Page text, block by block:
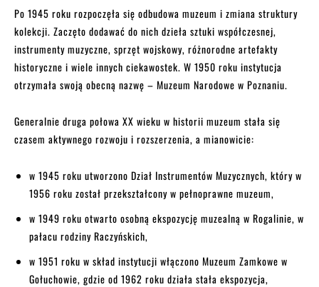
Po 1945 roku rozpoczęła się odbudowa muzeum i zmiana struktury
kolekcji. Zaczęto dodawać do nich dzieła sztuki współczesnej,
instrumenty muzyczne, sprzęt wojskowy, różnorodne artefakty
historyczne i wiele innych ciekawostek. W 1950 roku instytucja
otrzymała swoją obecną nazwę – Muzeum Narodowe w Poznaniu.
Generalnie druga połowa XX wieku w historii muzeum stała się
czasem aktywnego rozwoju i rozszerzenia, a mianowicie:
w 1945 roku utworzono Dział Instrumentów Muzycznych, który w
1956 roku został przekształcony w pełnoprawne muzeum,
w 1949 roku otwarto osobną ekspozycję muzealną w Rogalinie, w
pałacu rodziny Raczyńskich,
w 1951 roku w skład instytucji włączono Muzeum Zamkowe w
Gołuchowie, gdzie od 1962 roku działa stała ekspozycja,